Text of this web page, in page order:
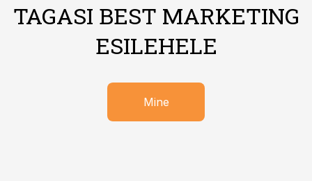
TAGASI BEST MARKETING
ESILEHELE
Mine